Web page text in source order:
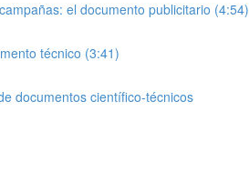
el documento publicitario (4:54)
técnico (3:41)
documentos científico-técnicos